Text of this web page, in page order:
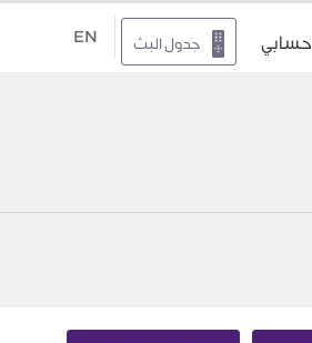
جدول البث حسابي EN